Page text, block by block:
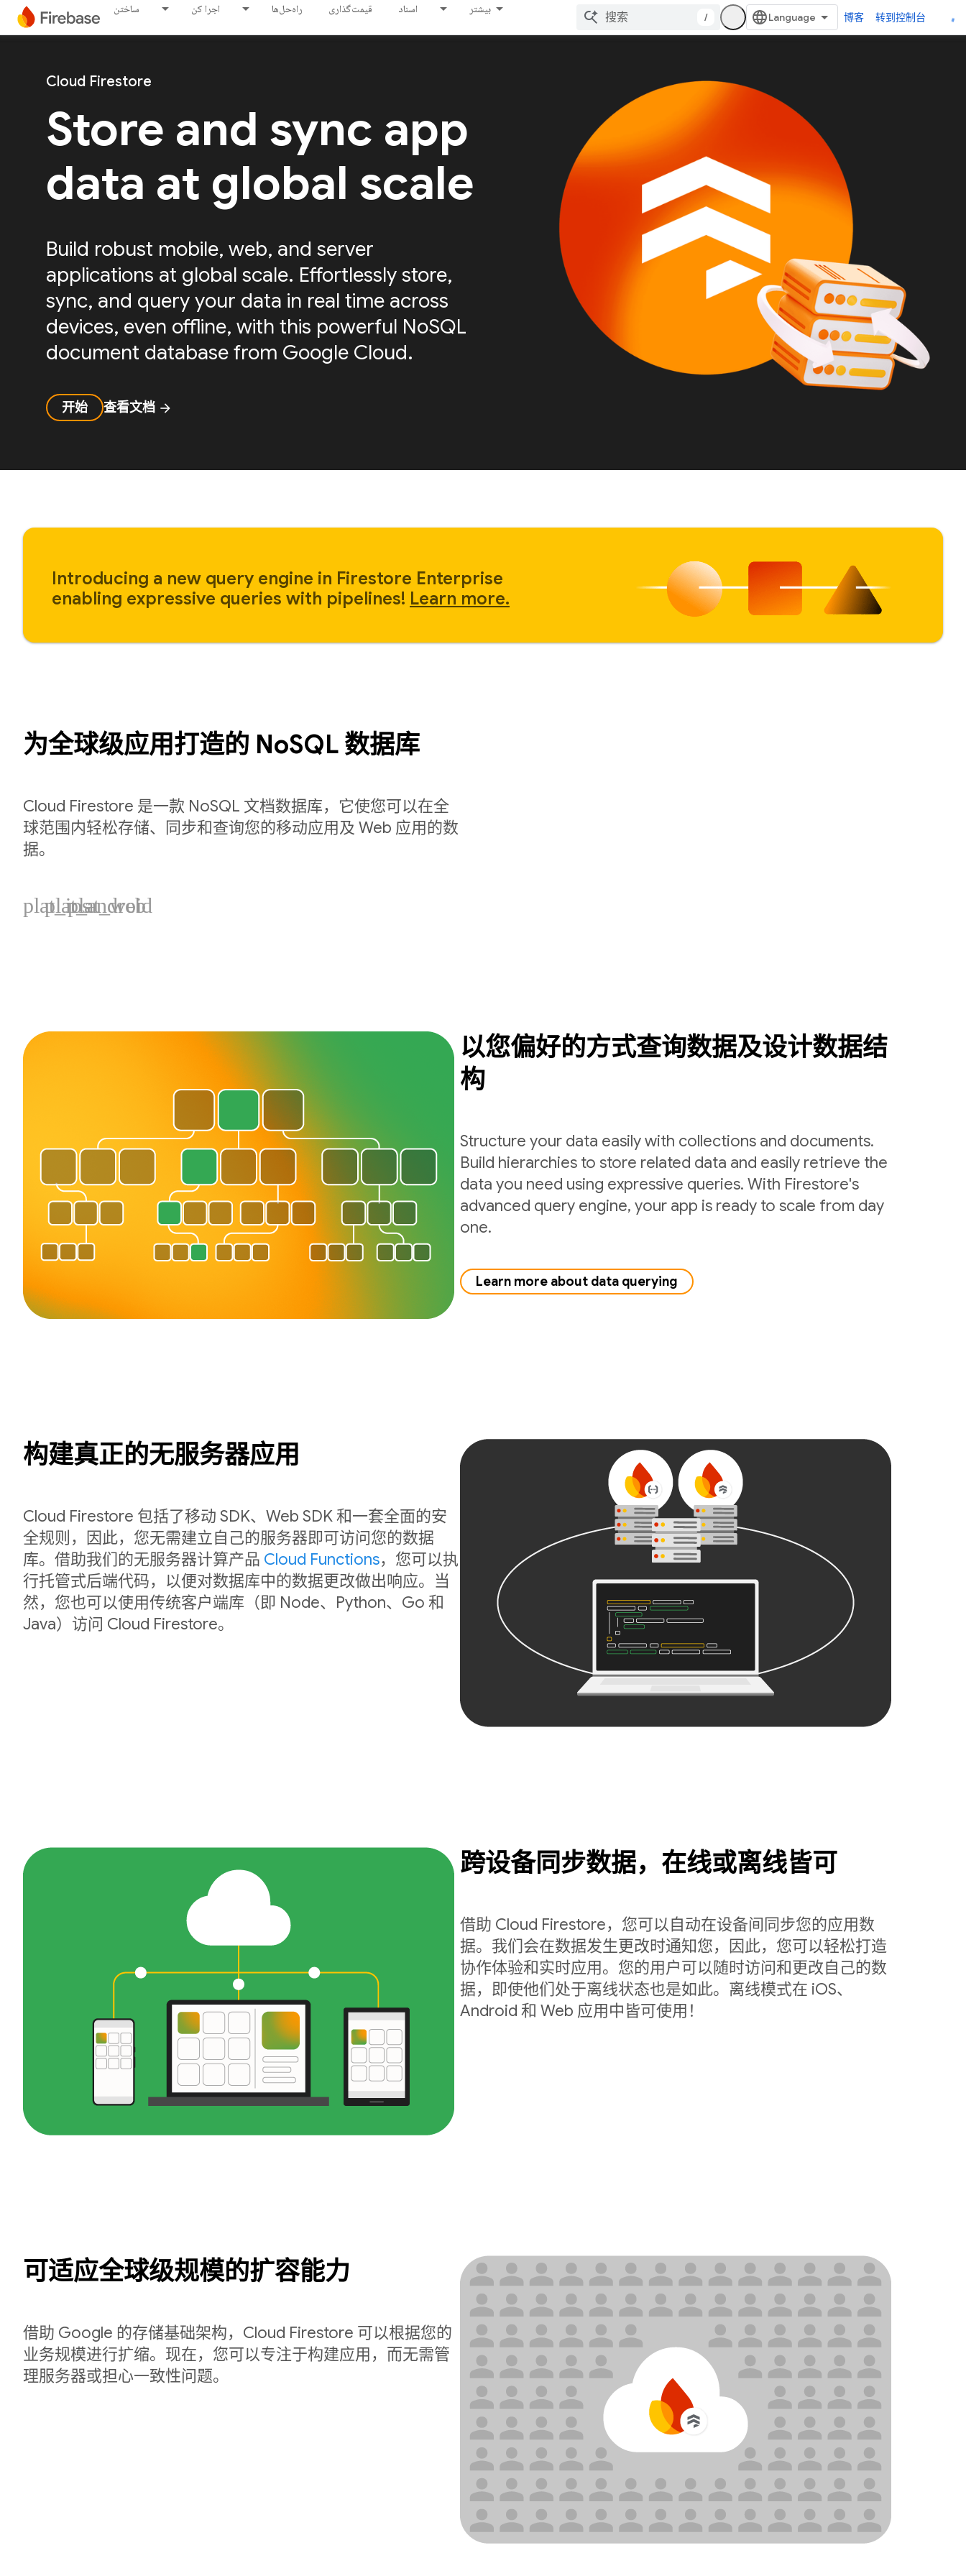
ساختن اجرا کن راه‌حل‌ها قیمت‌گذاری اسناد بیشتر
/ 博客 转到控制台
Cloud Firestore
Store and sync app
data at global scale
Build robust mobile, web, and server
applications at global scale. Effortlessly store,
sync, and query your data in real time across
devices, even offline, with this powerful NoSQL
document database from Google Cloud.
开始 查看文档 arrow_forward
Introducing a new query engine in Firestore Enterprise
enabling expressive queries with pipelines! Learn more.
为全球级应用打造的 NoSQL 数据库
Cloud Firestore 是一款 NoSQL 文档数据库，它使您可以在全
球范围内轻松存储、同步和查询您的移动应用及 Web 应用的数
据。
plat_ios
plat_android
plat_web
以您偏好的方式查询数据及设计数据结
构
Structure your data easily with collections and documents.
Build hierarchies to store related data and easily retrieve the
data you need using expressive queries. With Firestore's
advanced query engine, your app is ready to scale from day
one.
Learn more about data querying
构建真正的无服务器应用
Cloud Firestore 包括了移动 SDK、Web SDK 和一套全面的安
全规则，因此，您无需建立自己的服务器即可访问您的数据
库。借助我们的无服务器计算产品 Cloud Functions，您可以执
行托管式后端代码，以便对数据库中的数据更改做出响应。当
然，您也可以使用传统客户端库（即 Node、Python、Go 和
Java）访问 Cloud Firestore。
跨设备同步数据，在线或离线皆可
借助 Cloud Firestore，您可以自动在设备间同步您的应用数
据。我们会在数据发生更改时通知您，因此，您可以轻松打造
协作体验和实时应用。您的用户可以随时访问和更改自己的数
据，即使他们处于离线状态也是如此。离线模式在 iOS、
Android 和 Web 应用中皆可使用！
可适应全球级规模的扩容能力
借助 Google 的存储基础架构，Cloud Firestore 可以根据您的
业务规模进行扩缩。现在，您可以专注于构建应用，而无需管
理服务器或担心一致性问题。